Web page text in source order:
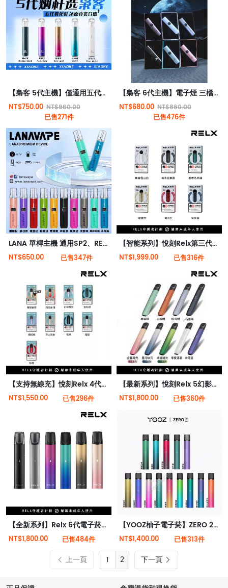
【梟客 5代主機】僅通用五代煙彈 | 台灣現貨
NT$750.00 NT$960.00
已售271件
【梟客 6代主機】電子煙 三檔可調節 | 可通用五代六代煙彈 | 智能兒童鎖 | 台灣現貨
NT$680.00 NT$860.00
已售476件
LANA 單桿主機 通用SP2、RELX一代 皮革主機 電子煙主機
NT$650.00 已售347件
【智能系列】悅刻Relx第三代靈點霧化智能電子煙
NT$1,999.00 已售316件
【支持無線充】悅刻Relx 4代無限霧化電子煙
NT$1,550.00 已售296件
【最新系列】悅刻Relx 5幻影霧化電子煙單桿 潮汐電量顯示
NT$1,800.00 已售360件
【全新系列】Relx 6代電子菸宙斯 悅刻Infinity Pro 2六代煙機(可調大/小煙量) 支持Relx 4/5代煙彈通用 (下訂秒發貨)
NT$1,800.00 已售484件
【YOOZ柚子電子菸】ZERO 2代霧化器桿主機 多種顏色 大量現貨
NT$1,400.00 已售313件
上一頁 2 下一頁